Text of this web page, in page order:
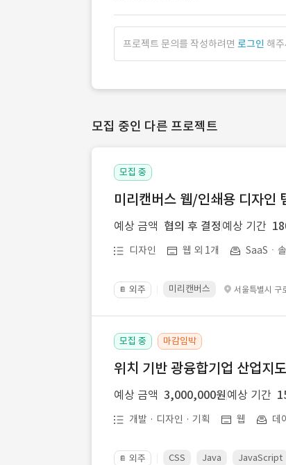
프로젝트 문의를 작성하려면 로그인 해
모집 중인 다른 프로젝트
모집 중
미리캔버스 웹/인쇄용 디자인
예상 금액 협의 후 결정 예상 기간
디자인 웹 외 1개 SaaSㆍ
📔 외주 미리캔버스 서울특별시 구
모집 중 마감임박
위치 기반 광융합기업 산업지
예상 금액 3,000,000원 예상 기간
개발 · 디자인 · 기획 웹 데
📔 외주 CSS Java JavaScript